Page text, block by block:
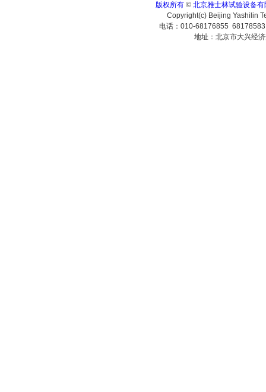
版权所有 © 北京雅士林试验设备有
Copyright(c) Beijing Yashilin
电话：010-68176855
地址：北京市大兴经